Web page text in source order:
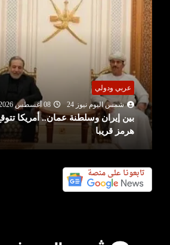
عربي ودولي
شمس اليوم نيوز 24
08 أغسطس 2026
بين إيران وسلطنة عمان.. أمريكا
هرمز قريبا